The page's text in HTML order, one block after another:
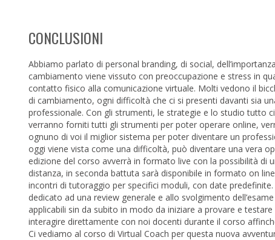
CONCLUSIONI
Abbiamo parlato di personal branding, di social,
cambiamento viene vissuto con preoccupazione e stress in
contatto fisico alla comunicazione virtuale. Molti vedono il
di cambiamento, ogni difficoltà che ci si presenti davanti sia
professionale. Con gli strumenti, le strategie e lo studio tutto
verranno forniti tutti gli strumenti per poter operare online,
ognuno di voi il miglior sistema per poter diventare un
oggi viene vista come una difficoltà, può diventare una vera
edizione del corso avverrà in formato live con la possibilità
distanza, in seconda battuta sarà disponibile in formato on
incontri di tutoraggio per specifici moduli, con date
dedicato ad una review generale e allo svolgimento
applicabili sin da subito in modo da iniziare a provare e
interagire direttamente con noi docenti durante il corso
Ci vediamo al corso di Virtual Coach per questa nuova